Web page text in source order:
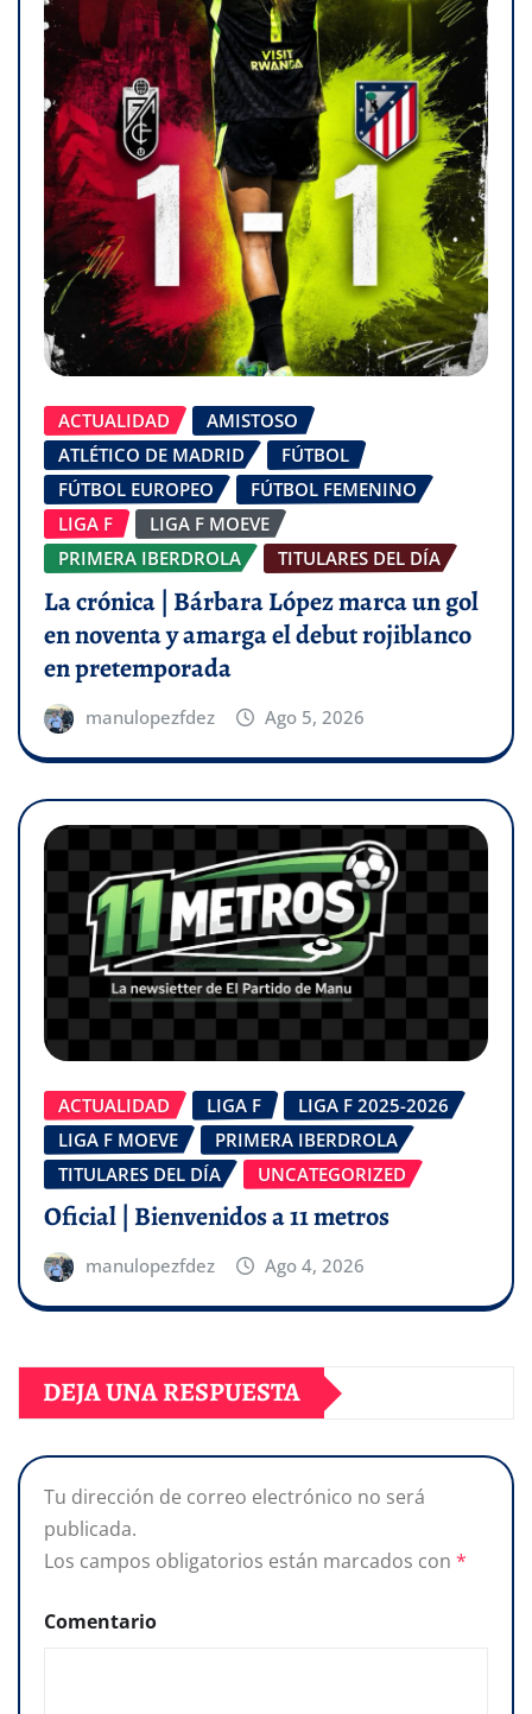
ACTUALIDAD
AMISTOSO
ATLÉTICO DE MADRID
FÚTBOL
FÚTBOL EUROPEO
FÚTBOL FEMENINO
LIGA F
LIGA F MOEVE
PRIMERA IBERDROLA
TITULARES DEL DÍA
La crónica | Bárbara López marca un gol
en noventa y amarga el debut rojiblanco
en pretemporada
manulopezfdez Ago 5, 2026
ACTUALIDAD LIGA F
LIGA F 2025-2026
LIGA F MOEVE
PRIMERA IBERDROLA
TITULARES DEL DÍA
UNCATEGORIZED
Oficial | Bienvenidos a 11 metros
manulopezfdez Ago 4, 2026
DEJA UNA RESPUESTA
Tu dirección de correo electrónico no será
publicada.
Los campos obligatorios están marcados con *
Comentario